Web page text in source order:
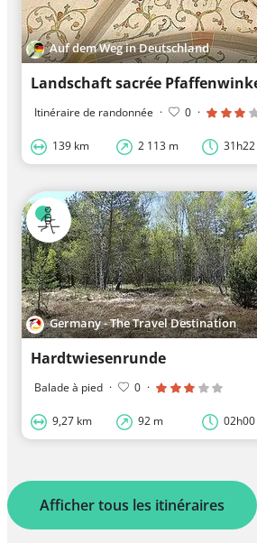
Auf dem Weg in Deutschland
Landschaft sacrée
Itinéraire de randonnée · 0 ·
139 km 2 113 m 31h22
Germany - The Travel Destination
Hardtwiesenrunde
Balade à pied · 0 ·
9,27 km 92 m 02h00
Afficher tous les itinéraires